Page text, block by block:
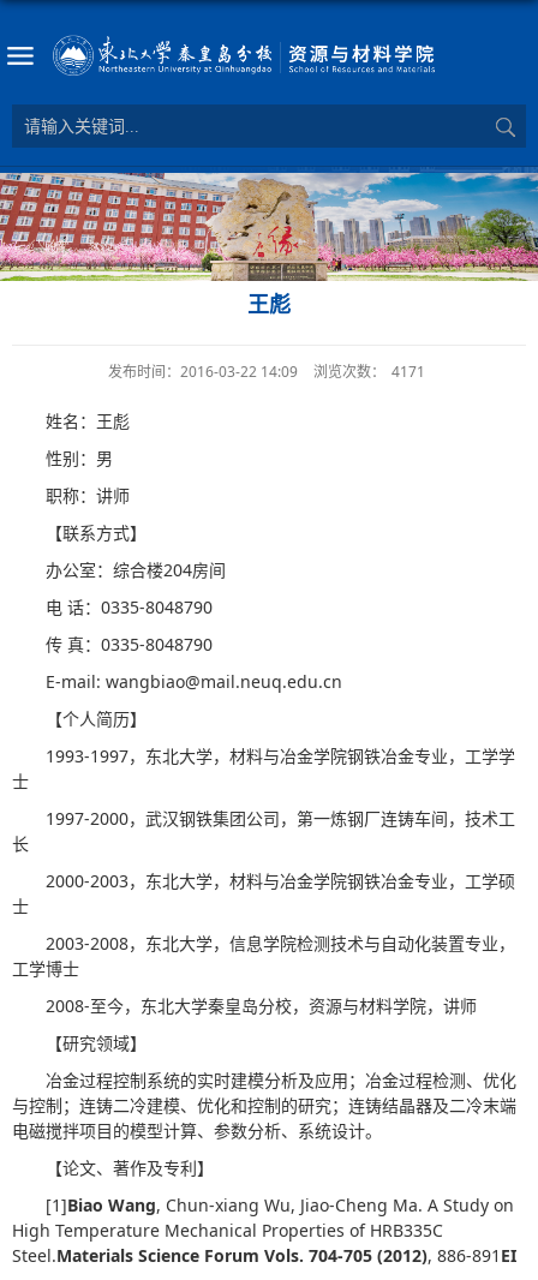
王彪
发布时间：2016-03-22 14:09 浏览次数： 4171
姓名：王彪
性别：男
职称：讲师
【联系方式】
办公室：综合楼204房间
电 话：0335-8048790
传 真：0335-8048790
E-mail: wangbiao@mail.neuq.edu.cn
【个人简历】
1993-1997，东北大学，材料与冶金学院钢铁冶金专业，工学学
士
1997-2000，武汉钢铁集团公司，第一炼钢厂连铸车间，技术工
长
2000-2003，东北大学，材料与冶金学院钢铁冶金专业，工学硕
士
2003-2008，东北大学，信息学院检测技术与自动化装置专业，
工学博士
2008-至今，东北大学秦皇岛分校，资源与材料学院，讲师
【研究领域】
冶金过程控制系统的实时建模分析及应用；冶金过程检测、优化
与控制；连铸二冷建模、优化和控制的研究；连铸结晶器及二冷末端
电磁搅拌项目的模型计算、参数分析、系统设计。
【论文、著作及专利】
[1]Biao Wang, Chun-xiang Wu, Jiao-Cheng Ma. A Study on
High Temperature Mechanical Properties of HRB335C
Steel.Materials Science Forum Vols. 704-705 (2012), 886-891 EI